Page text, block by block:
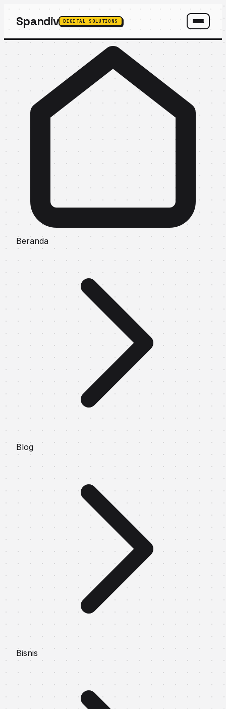
Spandiv DIGITAL SOLUTIONS
Beranda
Blog
Bisnis
SPANDIV ASSISTANT